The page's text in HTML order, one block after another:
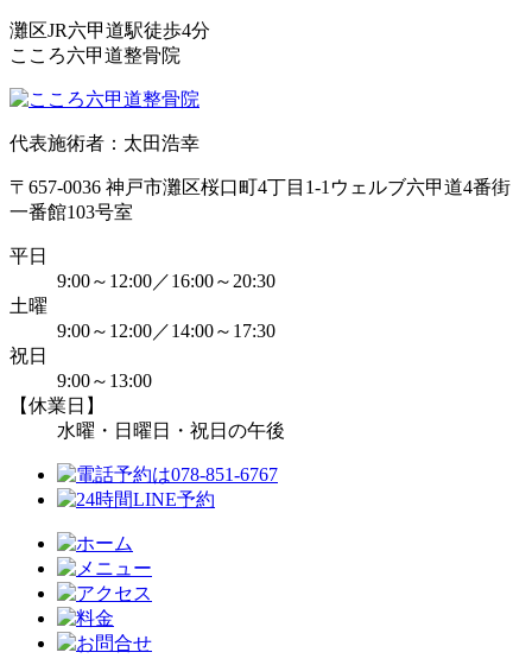
灘区JR六甲道駅徒歩4分
こころ六甲道整骨院
代表施術者：太田浩幸
〒657-0036 神戸市灘区桜口町4丁目1-1ウェルブ六甲道4番街
一番館103号室
平日
9:00～12:00／16:00～20:30
土曜
9:00～12:00／14:00～17:30
祝日
9:00～13:00
【休業日】
水曜・日曜日・祝日の午後